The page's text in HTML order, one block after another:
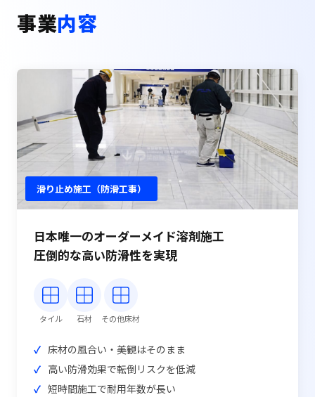
事業内容
滑り止め施工（防滑工事）
日本唯一のオーダーメイド溶剤施工
圧倒的な高い防滑性を実現
タイル 石材 その他床材
床材の風合い・美観はそのまま
高い防滑効果で転倒リスクを低減
短時間施工で耐用年数が長い